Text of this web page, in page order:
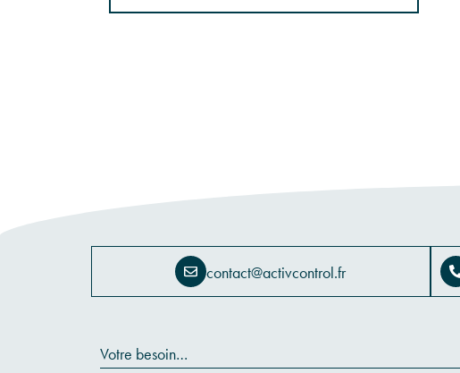
contact@activcontrol.fr
Votre besoin…